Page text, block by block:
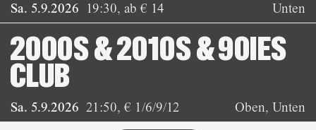
Sa. 5.9.2026 19:30, ab € 14 Unten
Sa. 5.9.2026 21:50,€ 1/6/9/12
2000S & 2010S & 90IES
CLUB
Oben, Unten